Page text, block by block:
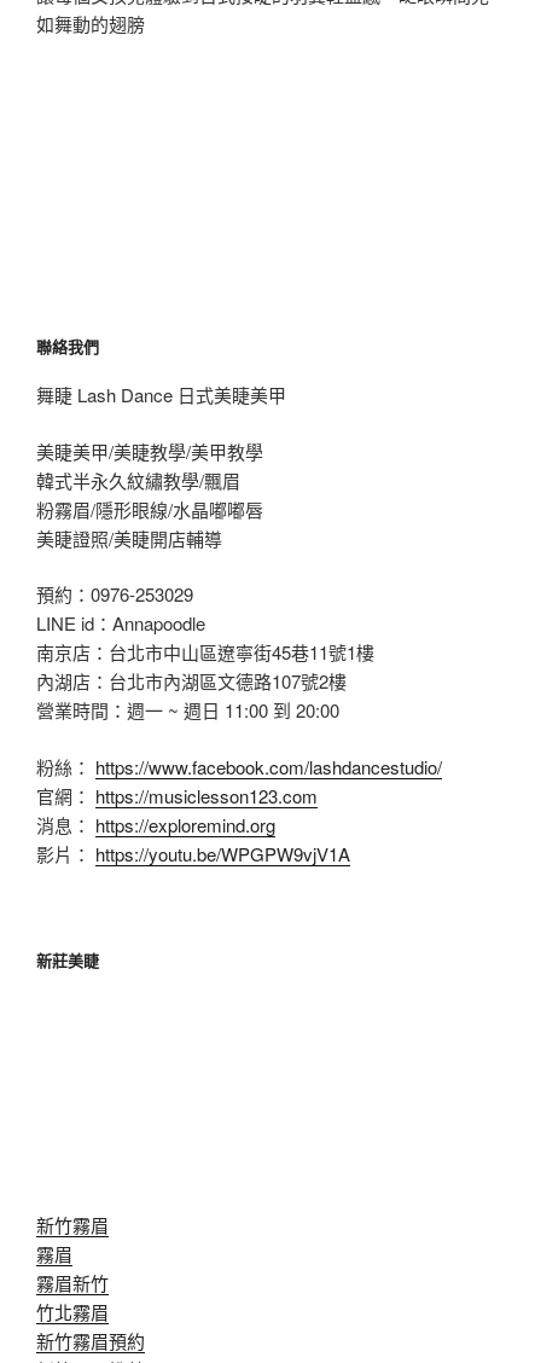
如舞動的翅膀
聯絡我們
舞睫 Lash Dance 日式美睫美甲
美睫美甲/美睫教學/美甲教學
韓式半永久紋繡教學/飄眉
粉霧眉/隱形眼線/水晶嘟嘟唇
美睫證照/美睫開店輔導
預約：0976-253029
LINE id：Annapoodle
南京店：台北市中山區遼寧街45巷11號1樓
內湖店：台北市內湖區文德路107號2樓
營業時間：週一 ~ 週日 11:00 到 20:00
粉絲： https://www.facebook.com/lashdancestudio/
官網： https://musiclesson123.com
消息： https://exploremind.org
影片： https://youtu.be/WPGPW9vjV1A
新莊美睫
新竹霧眉
霧眉
霧眉新竹
竹北霧眉
新竹霧眉預約